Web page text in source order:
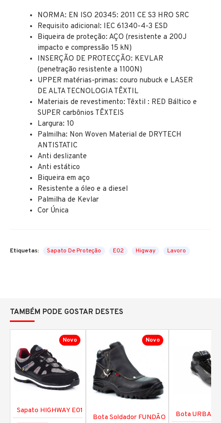
NORMA: EN ISO 20345: 2011 CE S3 HRO SRC
Requisito adicional: IEC 61340-4-3 ESD
Biqueira de proteção: AÇO (resistente a 200J
impacto e compressão 15 kN)
INSERÇÃO DE PROTECÇÃO: KEVLAR
(penetração resistente a 1100N)
UPPER matérias-primas: couro nubuck e LASER
DE ALTA TECNOLOGIA TÊXTIL
Materiais de revestimento: Têxtil : RED Báltico e
SUPER carbônios TÊXTEIS
Largura: 10
Palmilha: Non Woven Material de DRYTECH
ANTISTATIC
Anti deslizante
Anti estático
Biqueira em aço
Resistente a óleo e a diesel
Palmilha de Kevlar
Cor Única
Etiquetas: Sapato De Proteção E02 Higway Lavoro
TAMBÉM PODE GOSTAR DESTES
Novo
Sapato HIGHWAY E01
Novo
Bota Soldador FUNDÃO Bota URBAN